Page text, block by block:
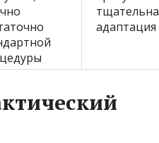
адаптация